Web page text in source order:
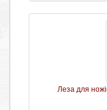
Леза для